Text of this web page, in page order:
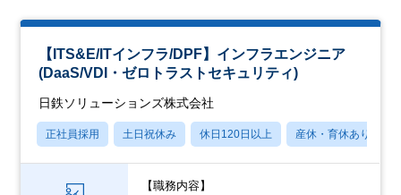
【ITS&E/ITインフラ/DPF】インフラエンジニア
(DaaS/VDI・ゼロトラストセキュリティ)
日鉄ソリューションズ株式会社
正社員採用 土日祝休み 休日120日以上 産休・育休あり
【職務内容】